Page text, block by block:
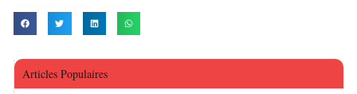
Articles Populaires